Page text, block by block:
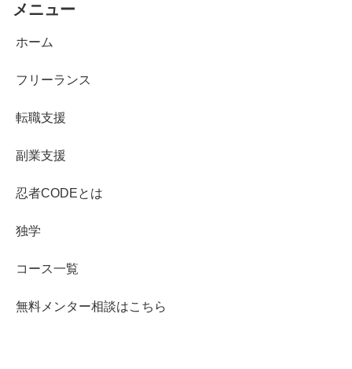
メニュー
ホーム
フリーランス
転職支援
副業支援
忍者CODEとは
独学
コース一覧
無料メンター相談はこちら